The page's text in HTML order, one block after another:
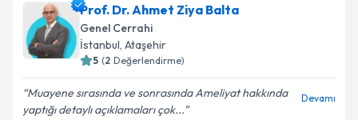
Takvim Talebini Gönder
Prof. Dr. Cengiz Erenoğluiçin randevu takvimi
talebi oluşturun. Size bu uzmandan randevu almanız
için bir takvim hazırlandığında e-posta ile
bilgilendireceğiz.
E-posta Adresiniz
Prof. Dr. Ahmet Ziya Balta
Genel Cerrahi
İstanbul, Ataşehir
5 (2 Değerlendirme)
Muayene sırasında ve sonrasında Ameliyat hakkında
yaptığı detaylı açıklamaları çok...
Devamı